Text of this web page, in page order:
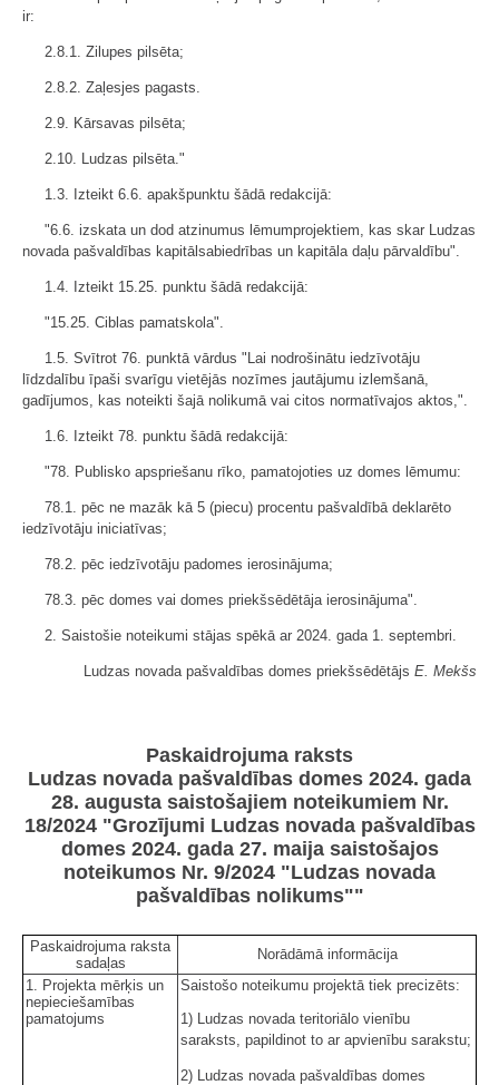
ir:
2.8.1. Zilupes pilsēta;
2.8.2. Zaļesjes pagasts.
2.9. Kārsavas pilsēta;
2.10. Ludzas pilsēta."
1.3. Izteikt 6.6. apakšpunktu šādā redakcijā:
"6.6. izskata un dod atzinumus lēmumprojektiem, kas skar Ludzas
novada pašvaldības kapitālsabiedrības un kapitāla daļu pārvaldību".
1.4. Izteikt 15.25. punktu šādā redakcijā:
"15.25. Ciblas pamatskola".
1.5. Svītrot 76. punktā vārdus "Lai nodrošinātu iedzīvotāju
līdzdalību īpaši svarīgu vietējās nozīmes jautājumu izlemšanā,
gadījumos, kas noteikti šajā nolikumā vai citos normatīvajos aktos,".
1.6. Izteikt 78. punktu šādā redakcijā:
"78. Publisko apspriešanu rīko, pamatojoties uz domes lēmumu:
78.1. pēc ne mazāk kā 5 (piecu) procentu pašvaldībā deklarēto
iedzīvotāju iniciatīvas;
78.2. pēc iedzīvotāju padomes ierosinājuma;
78.3. pēc domes vai domes priekšsēdētāja ierosinājuma".
2. Saistošie noteikumi stājas spēkā ar 2024. gada 1. septembri.
Ludzas novada pašvaldības domes priekšsēdētājs E. Mekšs
Paskaidrojuma raksts
Ludzas novada pašvaldības domes 2024. gada
28. augusta saistošajiem noteikumiem Nr.
18/2024 "Grozījumi Ludzas novada pašvaldības
domes 2024. gada 27. maija saistošajos
noteikumos Nr. 9/2024 "Ludzas novada
pašvaldības nolikums""
Paskaidrojuma raksta
sadaļas
Norādāmā informācija
1. Projekta mērķis un
nepieciešamības
pamatojums
Saistošo noteikumu projektā tiek precizēts:
1) Ludzas novada teritoriālo vienību
saraksts, papildinot to ar apvienību sarakstu;
2) Ludzas novada pašvaldības domes